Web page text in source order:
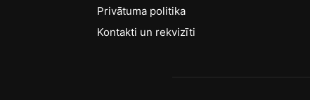
Privātuma politika
Kontakti un rekvizīti